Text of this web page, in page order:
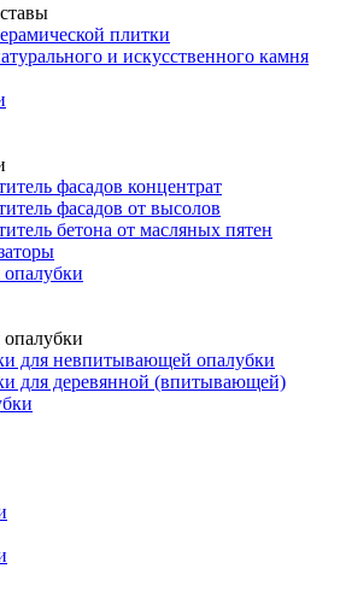
плитки
и искусственного камня
фасадов концентрат
фасадов от высолов
бетона от масляных пятен
для невпитывающей опалубки
для деревянной (впитывающей)